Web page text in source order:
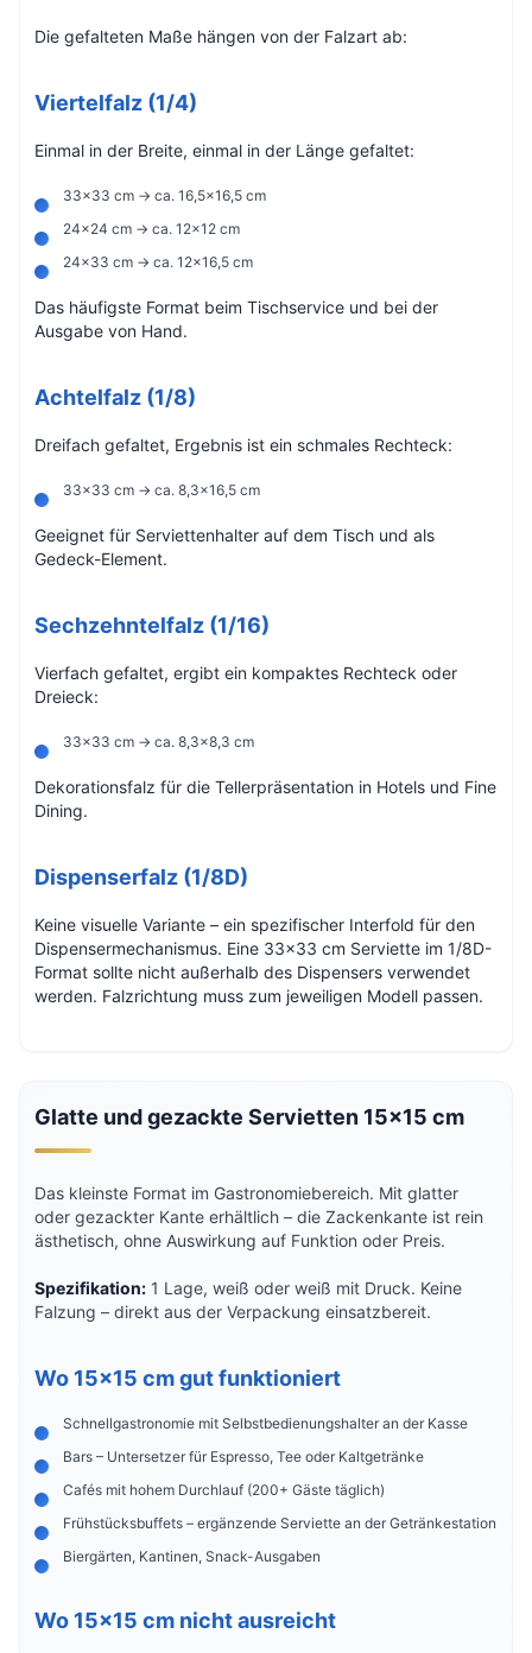
Die gefalteten Maße hängen von der Falzart ab:
Viertelfalz (1/4)
Einmal in der Breite, einmal in der Länge gefaltet:
33×33 cm → ca. 16,5×16,5 cm
24×24 cm → ca. 12×12 cm
24×33 cm → ca. 12×16,5 cm
Das häufigste Format beim Tischservice und bei der
Ausgabe von Hand.
Achtelfalz (1/8)
Dreifach gefaltet, Ergebnis ist ein schmales Rechteck:
33×33 cm → ca. 8,3×16,5 cm
Geeignet für Serviettenhalter auf dem Tisch und als
Gedeck-Element.
Sechzehntelfalz (1/16)
Vierfach gefaltet, ergibt ein kompaktes Rechteck oder
Dreieck:
33×33 cm → ca. 8,3×8,3 cm
Dekorationsfalz für die Tellerpräsentation in Hotels und Fine
Dining.
Dispenserfalz (1/8D)
Keine visuelle Variante – ein spezifischer Interfold für den
Dispensermechanismus. Eine 33×33 cm Serviette im 1/8D-
Format sollte nicht außerhalb des Dispensers verwendet
werden. Falzrichtung muss zum jeweiligen Modell passen.
Glatte und gezackte Servietten 15×15 cm
Das kleinste Format im Gastronomiebereich. Mit glatter
oder gezackter Kante erhältlich – die Zackenkante ist rein
ästhetisch, ohne Auswirkung auf Funktion oder Preis.
Spezifikation: 1 Lage, weiß oder weiß mit Druck. Keine
Falzung – direkt aus der Verpackung einsatzbereit.
Wo 15×15 cm gut funktioniert
Schnellgastronomie mit Selbstbedienungshalter an der Kasse
Bars – Untersetzer für Espresso, Tee oder Kaltgetränke
Cafés mit hohem Durchlauf (200+ Gäste täglich)
Frühstücksbuffets – ergänzende Serviette an der Getränkestation
Biergärten, Kantinen, Snack-Ausgaben
Wo 15×15 cm nicht ausreicht